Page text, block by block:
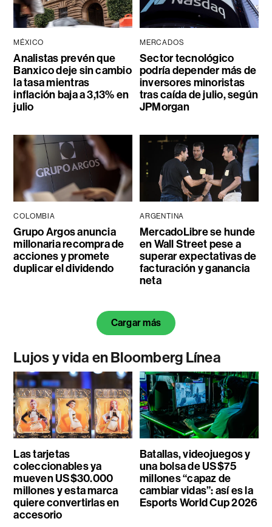
MÉXICO
Analistas prevén que
Banxico deje sin cambio
la tasa mientras
inflación baja a 3,13% en
julio
MERCADOS
Sector tecnológico
podría depender más de
inversores minoristas
tras caída de julio, según
JPMorgan
COLOMBIA
Grupo Argos anuncia
millonaria recompra de
acciones y promete
duplicar el dividendo
ARGENTINA
MercadoLibre se hunde
en Wall Street pese a
superar expectativas de
facturación y ganancia
neta
Cargar más
Lujos y vida en Bloomberg Línea
Las tarjetas
coleccionables ya
mueven US$30.000
millones y esta marca
quiere convertirlas en
accesorio
Batallas, videojuegos y
una bolsa de US$75
millones “capaz de
cambiar vidas”: así es la
Esports World Cup 2026